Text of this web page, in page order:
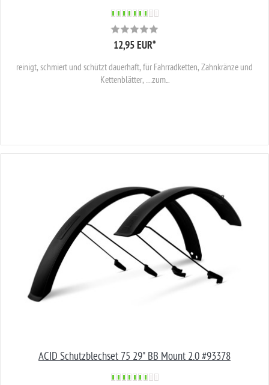
12,95 EUR*
reinigt, schmiert und schützt dauerhaft, für Fahrradketten, Zahnkränze und
Kettenblätter, …zum...
ACID Schutzblechset 75 29" BB Mount 2.0 #93378